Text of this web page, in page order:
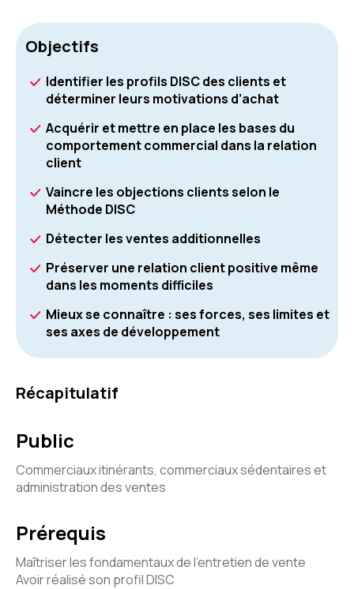
Objectifs
Identifier les profils DISC des clients et
déterminer leurs motivations d’achat
Acquérir et mettre en place les bases du
comportement commercial dans la relation
client
Vaincre les objections clients selon le
Méthode DISC
Détecter les ventes additionnelles
Préserver une relation client positive même
dans les moments difficiles
Mieux se connaître : ses forces, ses limites et
ses axes de développement
Récapitulatif
Public
Commerciaux itinérants, commerciaux sédentaires et
administration des ventes
Prérequis
Maîtriser les fondamentaux de l’entretien de vente
Avoir réalisé son profil DISC